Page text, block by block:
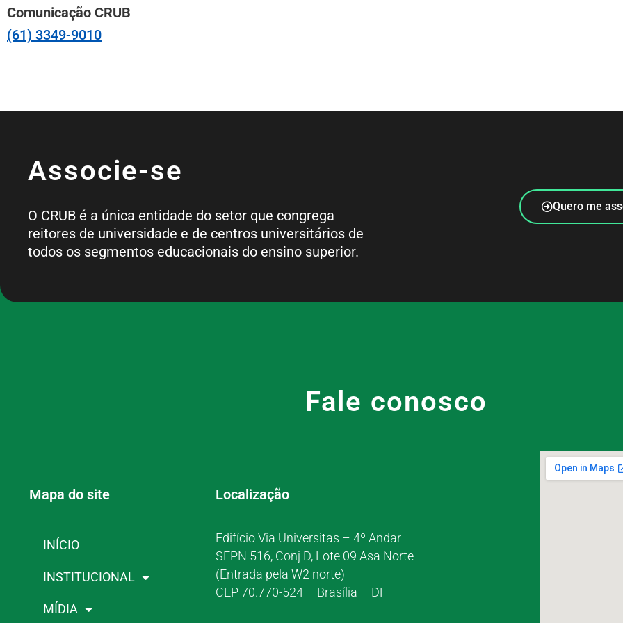
Comunicação CRUB
(61) 3349-9010
Associe-se
O CRUB é a única entidade do setor que congrega
reitores de universidade e de centros universitários de
todos os segmentos educacionais do ensino superior.
Quero me
Fale conosco
Mapa do site
INÍCIO
INSTITUCIONAL
MÍDIA
Localização
Edifício Via Universitas – 4º Andar
SEPN 516, Conj D, Lote 09 Asa Norte
(Entrada pela W2 norte)
CEP 70.770-524 – Brasília – DF